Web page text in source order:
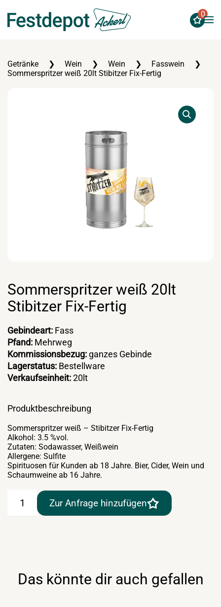
Zum Hauptinhalt springen
0
Getränke Wein Wein
Fasswein
Sommerspritzer weiß 20lt Stibitzer Fix-Fertig
Sommerspritzer weiß 20lt
Stibitzer Fix-Fertig
Gebindeart: Fass
Pfand: Mehrweg
Kommissionsbezug: ganzes Gebinde
Lagerstatus: Bestellware
Verkaufseinheit:20lt
Produktbeschreibung
Sommerspritzer weiß – Stibitzer Fix-Fertig
Alkohol: 3.5 %vol.
Zutaten: Sodawasser, Weißwein
Allergene: Sulfite
Spirituosen für Kunden ab 18 Jahre. Bier, Cider, Wein und
Schaumweine ab 16 Jahre.
Sommerspritzer
weiß
Zur Anfrage hinzufügen
Das könnte dir auch gefallen